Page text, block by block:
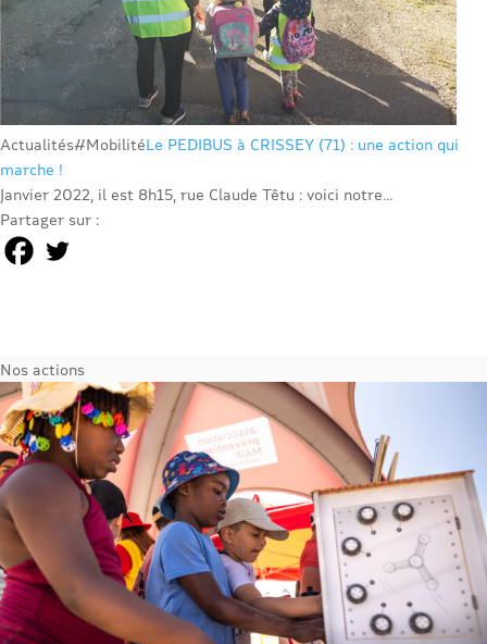
Actualités#MobilitéLe PEDIBUS à CRISSEY (71) : une action qui
marche !
Janvier 2022, il est 8h15, rue Claude Têtu : voici notre...
Partager sur :
Nos actions